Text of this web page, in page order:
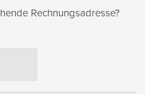
Rechnungsadresse?